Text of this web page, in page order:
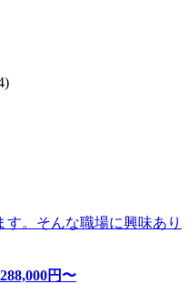
。そんな職場に興味あり
288,000円〜